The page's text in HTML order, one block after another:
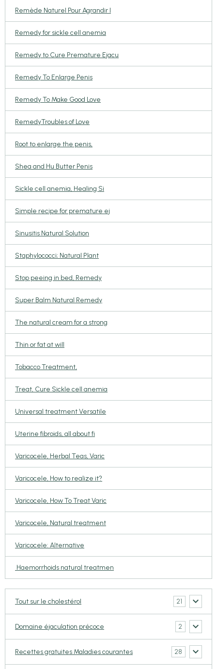
Remède Naturel Pour Agrandir l
Remedy for sickle cell anemia
Remedy to Cure Premature Ejacu
Remedy To Enlarge Penis
Remedy To Make Good Love
RemedyTroubles of Love
Root to enlarge the penis,
Shea and Hu Butter Penis
Sickle cell anemia, Healing Si
Simple recipe for premature ej
Sinusitis Natural Solution
Staphylococci; Natural Plant
Stop peeing in bed, Remedy
Super Balm Natural Remedy
The natural cream for a strong
Thin or fat at will
Tobacco Treatment,
Treat, Cure Sickle cell anemia
Universal treatment Versatile
Uterine fibroids, all about fi
Varicocele, Herbal Teas, Varic
Varicocele, How to realize it?
Varicocele, How To Treat Varic
Varicocele, Natural treatment
Varicocele: Alternative
Haemorrhoids natural treatmen
Tout sur le cholestérol 21
Domaine éjaculation précoce 2
Recettes gratuites Maladies courantes 28